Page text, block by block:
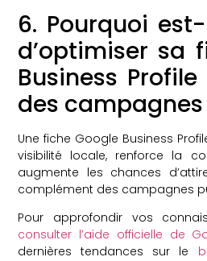
6. Pourquoi
d’optimiser sa
Business
des campagnes
Une fiche Google Business
visibilité locale, renforce la
augmente les chances
complément des campagnes
Pour approfondir vos
consulter l’aide officielle de
dernières tendances sur le